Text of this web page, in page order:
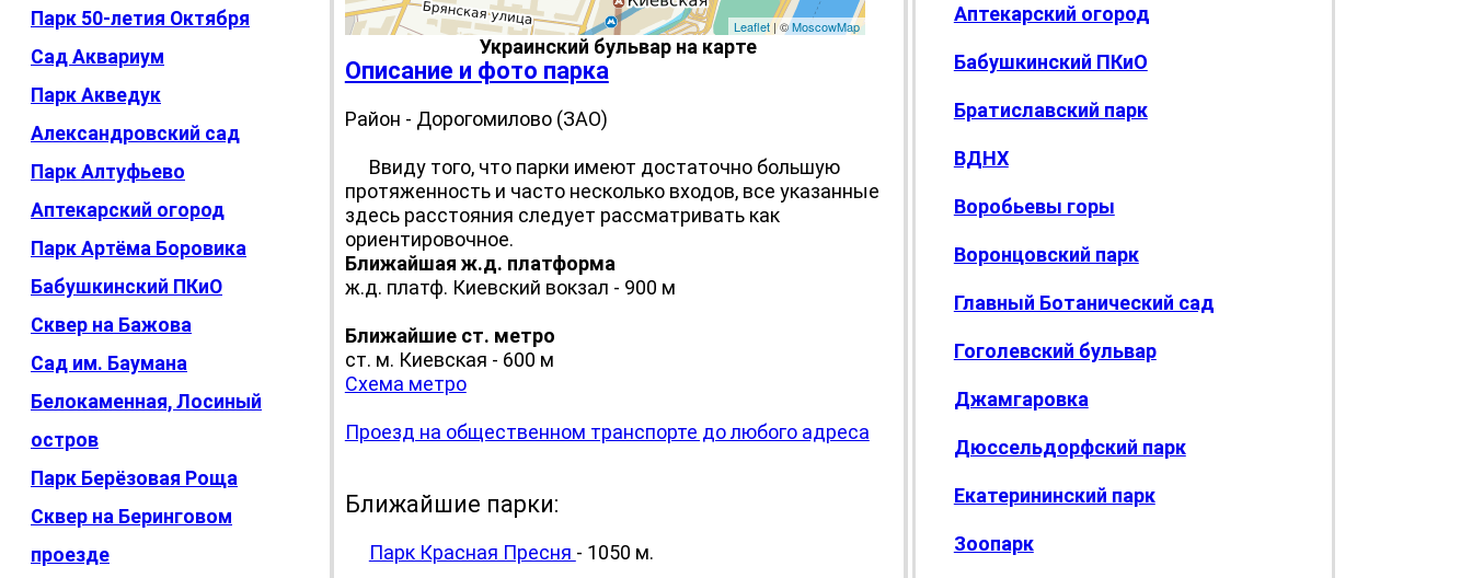
Парк 50-летия Октября
Сад Аквариум
Парк Акведук
Александровский сад
Парк Алтуфьево
Аптекарский огород
Парк Артёма Боровика
Бабушкинский ПКиО
Сквер на Бажова
Сад им. Баумана
Белокаменная, Лосиный
остров
Парк Берёзовая Роща
Сквер на Беринговом
проезде
Leaflet| ©MoscowMap
Украинский бульвар на карте
Описание и фото парка
Район - Дорогомилово (ЗАО)
Ввиду того, что парки имеют достаточно большую
протяженность и часто несколько входов, все указанные
здесь расстояния следует рассматривать как
ориентировочное.
Ближайшая ж.д. платформа
ж.д. платф. Киевский вокзал - 900 м
Ближайшие ст. метро
ст. м. Киевская - 600 м
Схема метро
Проезд на общественном транспорте до любого адреса
Ближайшие парки:
Парк Красная Пресня - 1050 м.
Аптекарский огород
Бабушкинский ПКиО
Братиславский парк
ВДНХ
Воробьевы горы
Воронцовский парк
Главный Ботанический сад
Гоголевский бульвар
Джамгаровка
Дюссельдорфский парк
Екатерининский парк
Зоопарк